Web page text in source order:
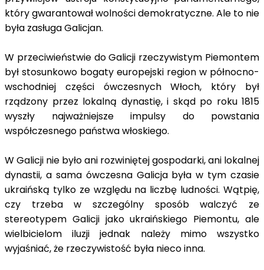
który gwarantował wolności demokratyczne. Ale to nie
była zasługa Galicjan.
W przeciwieństwie do Galicji rzeczywistym Piemontem
był stosunkowo bogaty europejski region w północno-
wschodniej części ówczesnych Włoch, który był
rządzony przez lokalną dynastię, i skąd po roku 1815
wyszły najważniejsze impulsy do powstania
współczesnego państwa włoskiego.
W Galicji nie było ani rozwiniętej gospodarki, ani lokalnej
dynastii, a sama ówczesna Galicja była w tym czasie
ukraińską tylko ze względu na liczbę ludności. Wątpię,
czy trzeba w szczególny sposób walczyć ze
stereotypem Galicji jako ukraińskiego Piemontu, ale
wielbicielom iluzji jednak należy mimo wszystko
wyjaśniać, że rzeczywistość była nieco inna.